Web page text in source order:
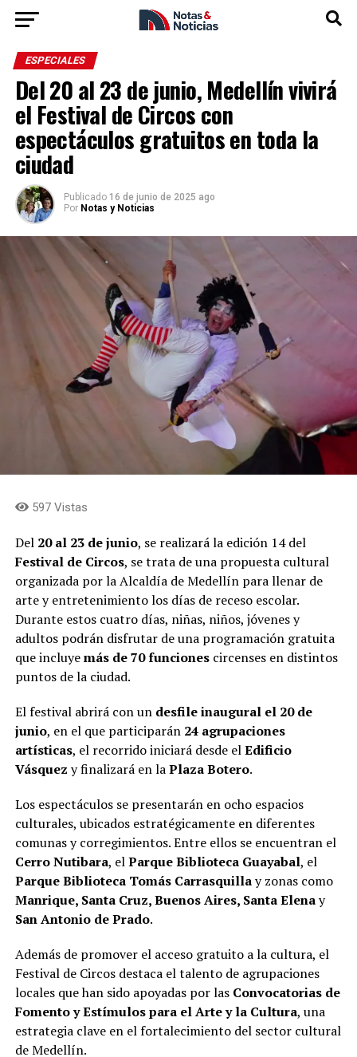
ESPECIALES
Del 20 al 23 de junio, Medellín vivirá
el Festival de Circos con
espectáculos gratuitos en toda la
ciudad
Publicado 16 de junio de 2025 ago
Por Notas y Noticias
597 Vistas
Del 20 al 23 de junio, se realizará la edición 14 del
Festival de Circos, se trata de una propuesta cultural
organizada por la Alcaldía de Medellín para llenar de
arte y entretenimiento los días de receso escolar.
Durante estos cuatro días, niñas, niños, jóvenes y
adultos podrán disfrutar de una programación gratuita
que incluyemás de 70 funcionescircenses en distintos
puntos de la ciudad.
El festival abrirá con un desfile inaugural el 20 de
junio, en el que participarán 24 agrupaciones
artísticas, el recorrido iniciará desde elEdificio
Vásquez y finalizará en laPlaza Botero.
Los espectáculos se presentarán en ocho espacios
culturales, ubicados estratégicamente en diferentes
comunas y corregimientos. Entre ellos se encuentran el
Cerro Nutibara, elParque Biblioteca Guayabal, el
Parque Biblioteca Tomás Carrasquillay zonas como
Manrique, Santa Cruz, Buenos Aires, Santa Elenay
San Antonio de Prado.
Además de promover el acceso gratuito a la cultura, el
Festival de Circos destaca el talento de agrupaciones
locales que han sido apoyadas por las Convocatorias de
Fomento y Estímulos para el Arte y la Cultura, una
estrategia clave en el fortalecimiento del sector cultural
de Medellín.